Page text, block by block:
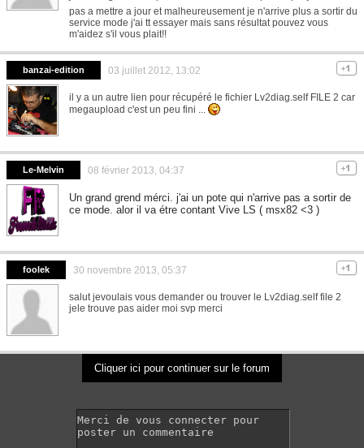
pas a mettre a jour et malheureusement je n'arrive plus a sortir du
service mode j'ai tt essayer mais sans résultat pouvez vous
m'aidez s'il vous plait!!
banzai-edition 03 juillet 2012, 13:02
il y a un autre lien pour récupéré le fichier Lv2diag.self FILE 2 car
megaupload c'est un peu fini ...
Le-Melvin 08 février 2013, 04:37
Un grand grend mérci. j'ai un pote qui n'arrive pas a sortir de
ce mode. alor il va étre contant Vive LS ( msx82 <3 )
foolek 30 novembre 2013, 05:37
salut jevoulais vous demander ou trouver le Lv2diag.self file 2
jele trouve pas aider moi svp merci
Cliquer ici pour continuer sur le forum